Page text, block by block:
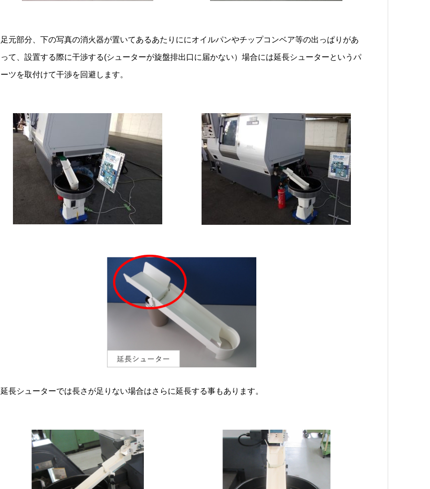
足元部分、下の写真の消火器が置いてあるあたりににオイルパンやチップコンベア等の出っぱりがあ
って、設置する際に干渉する(シューターが旋盤排出口に届かない）場合には延長シューターというパ
ーツを取付けて干渉を回避します。
延長シューターでは長さが足りない場合はさらに延長する事もあります。